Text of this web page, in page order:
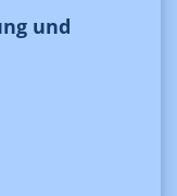
und